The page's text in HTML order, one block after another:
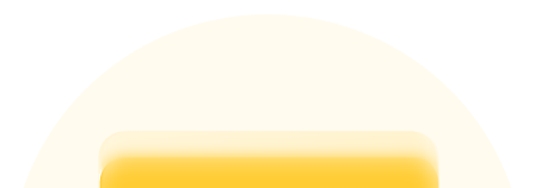
Exclusive for BitMart Users